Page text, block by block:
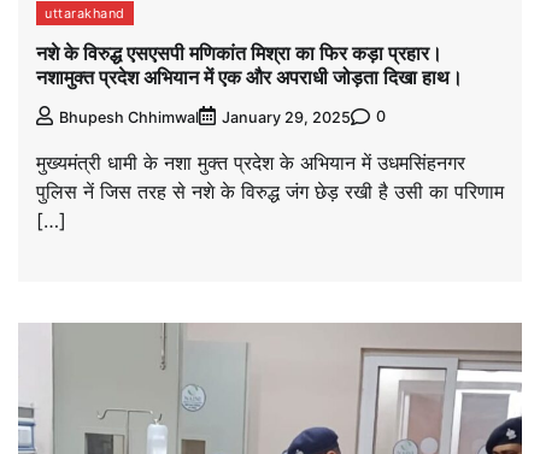
uttarakhand
नशे के विरुद्ध एसएसपी मणिकांत मिश्रा का फिर कड़ा प्रहार।
नशामुक्त प्रदेश अभियान में एक और अपराधी जोड़ता दिखा हाथ।
Bhupesh Chhimwal January 29, 2025 0
मुख्यमंत्री धामी के नशा मुक्त प्रदेश के अभियान में उधमसिंहनगर
पुलिस नें जिस तरह से नशे के विरुद्ध जंग छेड़ रखी है उसी का परिणाम
[…]